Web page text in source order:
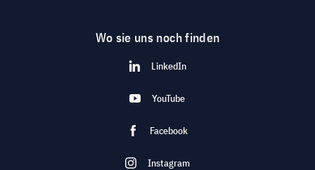
Wo sie uns noch finden
LinkedIn
YouTube
Facebook
Instagram